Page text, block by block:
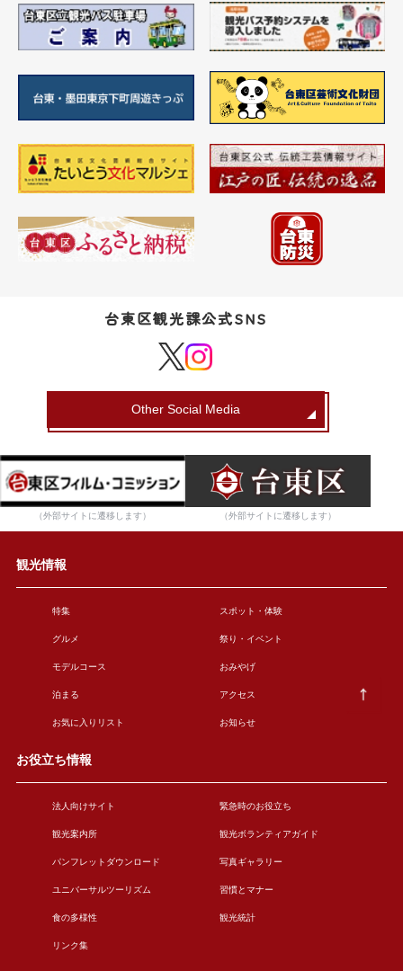
台東区観光課公式SNS
Other Social Media
（外部サイトに遷移します） （外部サイトに遷移します）
観光情報
特集 スポット・体験
グルメ 祭り・イベント
モデルコース おみやげ
泊まる アクセス
お気に入りリスト お知らせ
お役立ち情報
法人向けサイト 緊急時のお役立ち
観光案内所 観光ボランティアガイド
パンフレットダウンロード 写真ギャラリー
ユニバーサルツーリズム 習慣とマナー
食の多様性 観光統計
リンク集